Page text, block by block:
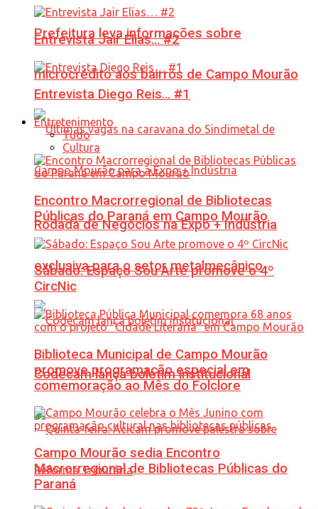
Prefeitura leva informações sobre
microcrédito aos bairros de Campo Mourão
Rodada de Negócios na Expo + Indústria
exclusiva para o setor metalmecânico
Codecam lança boletim institucional
Entrevista Jair Elias… #2
Entrevista Diego Reis… #1
Entretenimento
Tudo
Cultura
Encontro Macrorregional de Bibliotecas
Públicas do Paraná em Campo Mourão
Sábado: Espaço Sou Arte promove o 4º
CircNic
Biblioteca Municipal de Campo Mourão
promove programação especial em
comemoração ao Mês do Folclore
Campo Mourão sedia Encontro
Macrorregional de Bibliotecas Públicas do
Paraná